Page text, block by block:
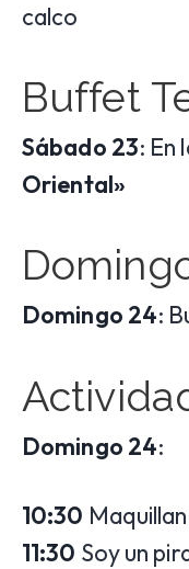
calco
Buffet
Sábado 23: En
Oriental»
Domingo 24:
Domingo 24:
10:30
11:30 Soy un